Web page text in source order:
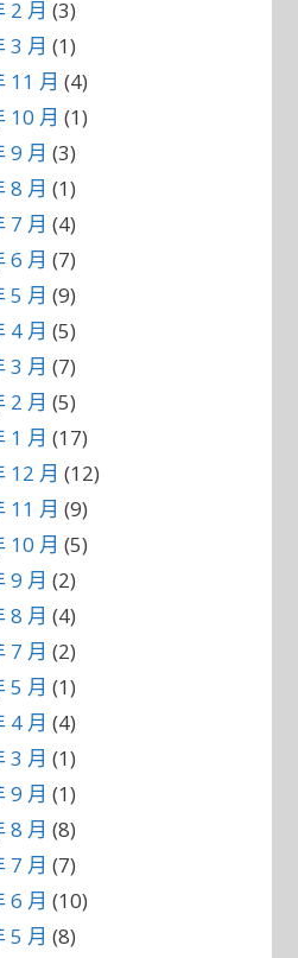
2 月 (3)
3 月 (1)
11 月 (4)
10 月 (1)
9 月 (3)
8 月 (1)
7 月 (4)
6 月 (7)
5 月 (9)
4 月 (5)
3 月 (7)
2 月 (5)
1 月 (17)
12 月 (12)
11 月 (9)
10 月 (5)
9 月 (2)
8 月 (4)
7 月 (2)
5 月 (1)
4 月 (4)
3 月 (1)
9 月 (1)
8 月 (8)
7 月 (7)
6 月 (10)
5 月 (8)